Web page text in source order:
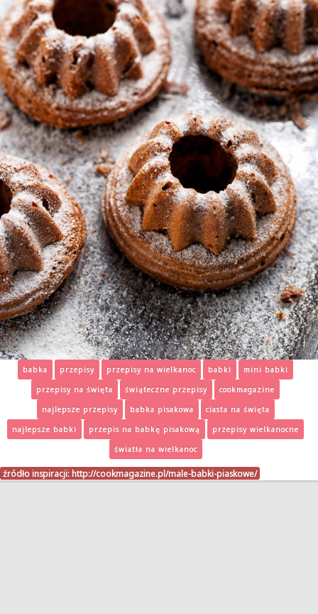
babka przepisy przepisy na wielkanoc babki
mini babki
przepisy na święta
świąteczne przepisy
cookmagazine
najlepsze przepisy
babka pisakowa
ciasta na święta
najlepsze babki
przepis na babkę pisakową
przepisy wielkanocne
światła na wielkanoc
źródło inspiracji: http://cookmagazine.pl/male-babki-piaskowe/